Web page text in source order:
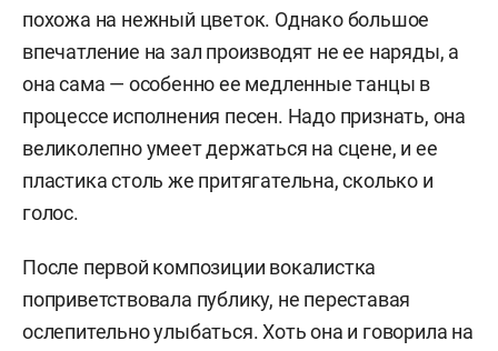
похожа на нежный цветок. Однако большое
впечатление на зал производят не ее наряды, а
она сама — особенно ее медленные танцы в
процессе исполнения песен. Надо признать, она
великолепно умеет держаться на сцене, и ее
пластика столь же притягательна, сколько и
голос.
После первой композиции вокалистка
поприветствовала публику, не переставая
ослепительно улыбаться. Хоть она и говорила на